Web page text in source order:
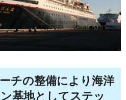
チの整備により海洋
基地としてステッ